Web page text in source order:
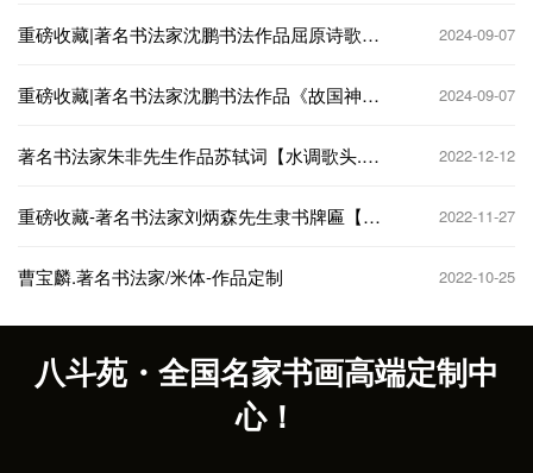
重磅收藏|著名书法家沈鹏书法作品屈原诗歌
2024-09-07
重磅收藏|著名书法家沈鹏书法作品《故国神
2024-09-07
著名书法家朱非先生作品苏轼词【水调歌头.明
2022-12-12
重磅收藏-著名书法家刘炳森先生隶书牌匾【墨
2022-11-27
曹宝麟.著名书法家/米体-作品定制 2022-10-25
八斗苑・全国名家书画高端定制中
心！